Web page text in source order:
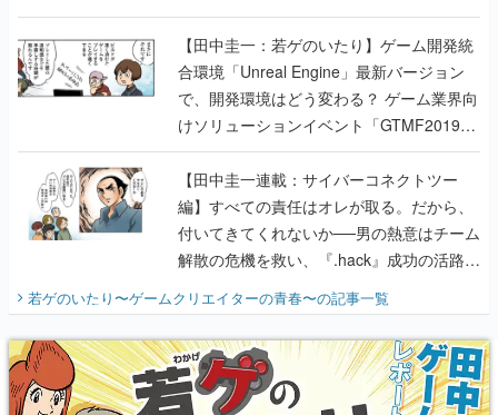
のいたり】
【田中圭一：若ゲのいたり】ゲーム開発統
合環境「Unreal Engine」最新バージョン
で、開発環境はどう変わる？ ゲーム業界向
けソリューションイベント「GTMF2019」
に行って、より理解を深めよう【PR】
【田中圭一連載：サイバーコネクトツー
編】すべての責任はオレが取る。だから、
付いてきてくれないか──男の熱意はチーム
解散の危機を救い、『.hack』成功の活路を
『少年ジャンプ』色だった【若ゲのいた
り】
若ゲのいたり〜ゲームクリエイターの青春〜の記事一覧